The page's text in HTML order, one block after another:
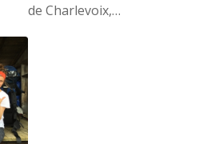
de Charlevoix,…